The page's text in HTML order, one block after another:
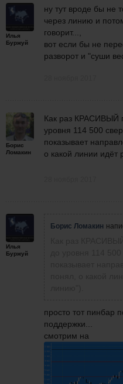
Илья
Буржуй
ну тут вроде бы не
через линию и
говорит...,
вот если бы не
разворот и "суши
Борис
Ломакин
Как раз КРАСИВЫЙ
уровня 114 500
показывает
о какой линии идёт
Илья
Буржуй
Борис Ломакин
просто тот пинбар
поддержки...
смотрим на